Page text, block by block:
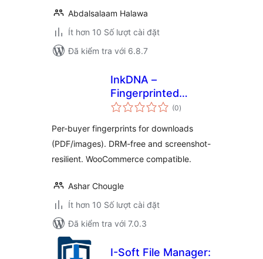
Abdalsalaam Halawa
Ít hơn 10 Số lượt cài đặt
Đã kiểm tra với 6.8.7
InkDNA –
Fingerprinted
Downloads
(0tổng
đánh
)
Per-buyer fingerprints for downloads
(PDF/images). DRM-free and screenshot-
resilient. WooCommerce compatible.
Ashar Chougle
Ít hơn 10 Số lượt cài đặt
Đã kiểm tra với 7.0.3
I-Soft File Manager: